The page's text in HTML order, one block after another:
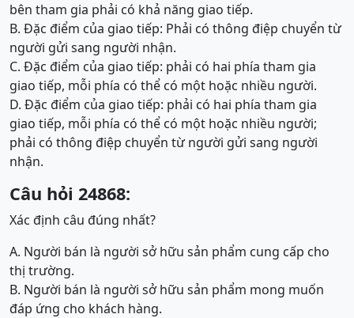
bên tham gia phải có khả năng giao tiếp.
B. Đặc điểm của giao tiếp: Phải có thông điệp chuyển từ
người gửi sang người nhận.
C. Đặc điểm của giao tiếp: phải có hai phía tham gia
giao tiếp, mỗi phía có thể có một hoặc nhiều người.
D. Đặc điểm của giao tiếp: phải có hai phía tham gia
giao tiếp, mỗi phía có thể có một hoặc nhiều người;
phải có thông điệp chuyển từ người gửi sang người
nhận.
Câu hỏi 24868:
Xác định câu đúng nhất?
A. Người bán là người sở hữu sản phẩm cung cấp cho
thị trường.
B. Người bán là người sở hữu sản phẩm mong muốn
đáp ứng cho khách hàng.